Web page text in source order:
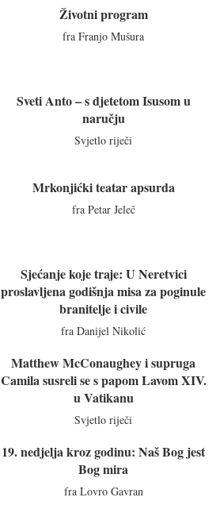
Životni program
fra Franjo Mušura
Sveti Anto – s djetetom Isusom u
naručju
Svjetlo riječi
Mrkonjićki teatar apsurda
fra Petar Jeleč
Sjećanje koje traje: U Neretvici
proslavljena godišnja misa za poginule
branitelje i civile
fra Danijel Nikolić
Matthew McConaughey i supruga
Camila susreli se s papom Lavom XIV.
u Vatikanu
Svjetlo riječi
19. nedjelja kroz godinu: Naš Bog jest
Bog mira
fra Lovro Gavran